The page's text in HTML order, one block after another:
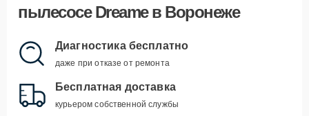
пылесосе Dreame в Воронеже
Диагностика бесплатно
даже при отказе от ремонта
Бесплатная доставка
курьером собственной службы